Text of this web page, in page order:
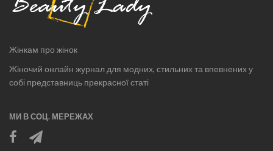
Жінкам про жінок
Жіночий онлайн журнал для модних, стильних та впевнених у
собі представниць прекрасної статі
МИ В СОЦ. МЕРЕЖАХ